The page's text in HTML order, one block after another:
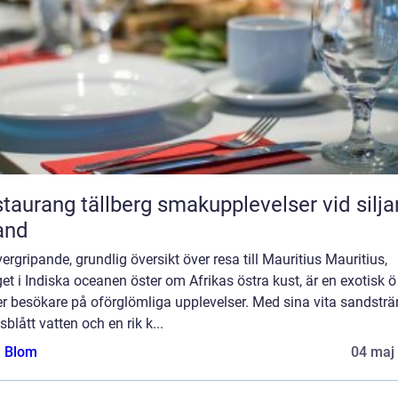
tällberg smakupplevelser vid siljans
grundlig översikt över resa till Mauritius Mauritius,
i Indiska oceanen öster om Afrikas östra kust, är en exotisk
besökare på oförglömliga upplevelser. Med sina vita
vatten och en rik k...
Blom
04 maj